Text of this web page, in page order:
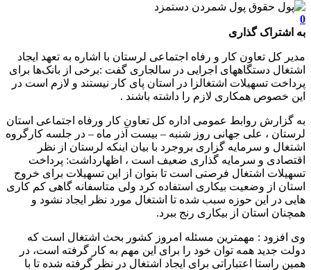
0
به اشتراک گذاری
مدیر کل تعاون کار و رفاه اجتماعی لرستان با اشاره به تعهد ایجاد
اشتغال دستگاههای اجرایی در سالجاری گفت :برخی از بانک‌ها برای
پرداخت تسهیلات اشتغالزا در استان پای کار نیستند و لازم است در
این خصوص همکاری لازم را داشته باشند .
به گزارش روابط عمومی اداره کل تعاون کار ورفاه اجتماعی استان
لرستان ، علی جهانی روز شنبه – بیست آذر ماه – در جلسه کارگروه
اشتغال و سرمایه گزاری بروجرد با بیان اینکه لرستان از نظر
اقتصادی و سرمایه گذاری ضعیف است ، اظهارداشت: پرداخت
تسهیلات اشتغال فرصتی است تا بتوان از این تسهیلات برای خروج
استان از وضعیت بیکاری استفاده کرد ولی متاسفانه گاهی کم کاری
هایی در این حوزه سبب شده تا اشتغال مورد نظر ایجاد نشود و
همچنان استان از بیکاری رنج ببرد.
وی افزود : مهمترین مسئله امروز کشور بحث اشتغال است که
دولت جدید همه توان خود را برای این مهم به کار گرفته است، در
همین راستا اعتباراتی برای ایجاد اشتغال در نظر گرفته شده تا با